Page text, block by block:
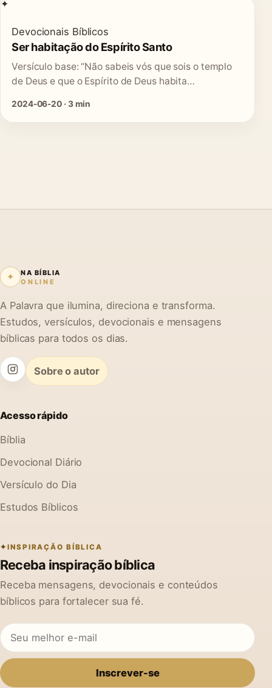
✦
Devocionais Bíblicos
Ser habitação do Espírito Santo
Versículo base: “Não sabeis vós que sois o templo
de Deus e que o Espírito de Deus habita…
2024-06-20 · 3 min
✦
NA BÍBLIA
ONLINE
A Palavra que ilumina, direciona e transforma.
Estudos, versículos, devocionais e mensagens
bíblicas para todos os dias.
Sobre o autor
Acesso rápido
Bíblia
Devocional Diário
Versículo do Dia
Estudos Bíblicos
INSPIRAÇÃO BÍBLICA
Receba inspiração bíblica
Receba mensagens, devocionais e conteúdos
bíblicos para fortalecer sua fé.
Inscrever-se